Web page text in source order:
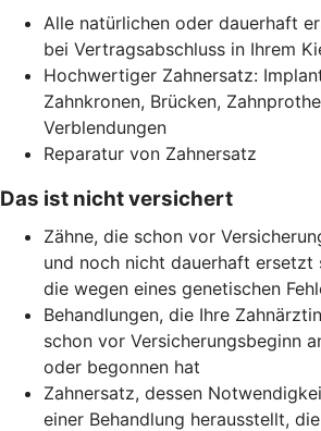
Alle natürlichen oder dauerhaft
bei Vertragsabschluss in Ihrem
Hochwertiger Zahnersatz:
Zahnkronen, Brücken,
Verblendungen
Reparatur von Zahnersatz
Das ist nicht versichert
Zähne, die schon vor
und noch nicht dauerhaft ersetzt
die wegen eines genetischen
Behandlungen, die Ihre
schon vor Versicherungsbeginn
oder begonnen hat
Zahnersatz, dessen
einer Behandlung herausstellt,